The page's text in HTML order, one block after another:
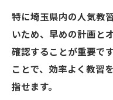
特に埼玉県内の人気教
いため、早めの計画と
確認することが重要で
ことで、効率よく教習
指せます。